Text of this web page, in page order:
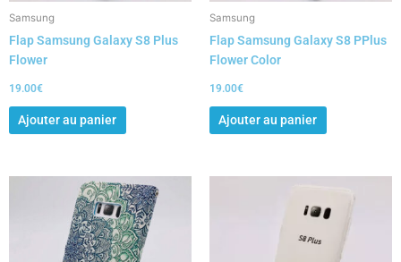
Samsung
Flap Samsung Galaxy S8 Plus
Flower
19.00€
Ajouter au panier
Samsung
Flap Samsung Galaxy S8 PPlus
Flower Color
19.00€
Ajouter au panier